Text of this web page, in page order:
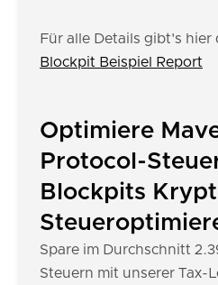
Für alle Details gibt's hier
Blockpit Beispiel Report
Optimiere
Protocol-
Blockpits
Spare im Durchschnitt
Steuern mit unserer Tax-